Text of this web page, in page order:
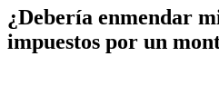
¿Debería enmendar
impuestos por un